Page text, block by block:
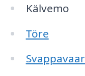
Kälvemo
Töre